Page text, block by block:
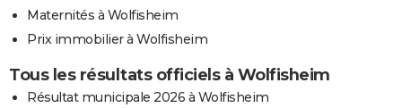
Maternités à Wolfisheim
Prix immobilier à Wolfisheim
Tous les résultats officiels à Wolfisheim
Résultat municipale 2026 à Wolfisheim